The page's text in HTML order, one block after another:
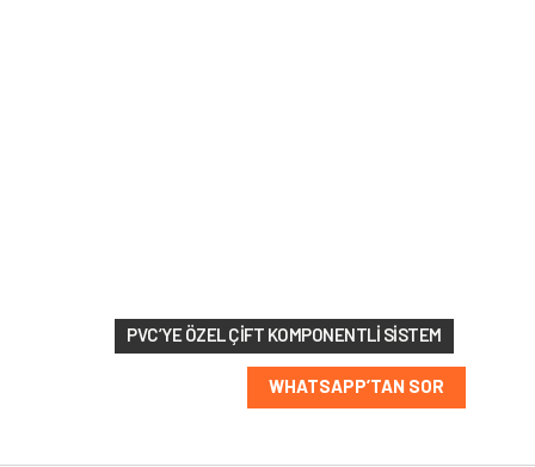
PVC’YE ÖZEL ÇIFT KOMPONENTLI SISTEM
WHATSAPP’TAN SOR